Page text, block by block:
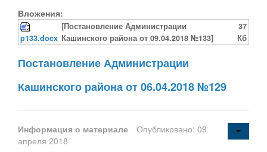
Вложения:
p133.docx
[Постановление Администрации
Кашинского района от 09.04.2018 №133]
37
Кб
Постановление Администрации
Кашинского района от 06.04.2018 №129
Информация о материале
Опубликовано: 09
апреля 2018